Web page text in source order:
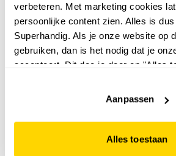
verbeteren. Met marketing cookies
persoonlijke content zien. Alles is
Superhandig. Als je onze website op
gebruiken, dan is het nodig dat je
accepteert. Dit doe je door op "Alles
website niet optimaal functioneert.
Aanpassen
Alles toestaan